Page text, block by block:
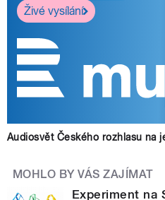
Živé vysílání
Audiosvět Českého rozhlasu na
MOHLO BY VÁS ZAJÍMAT
Experiment na